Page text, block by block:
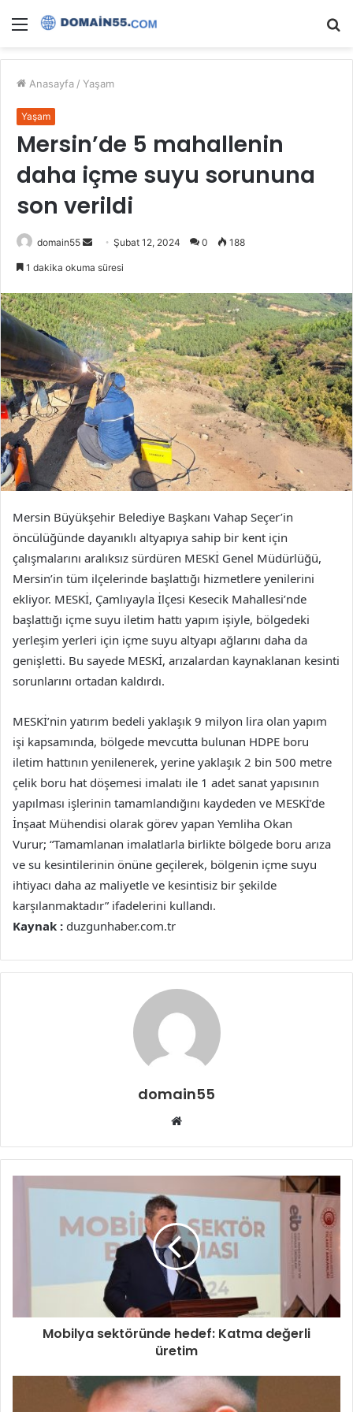
Menü
Anasayfa / Yaşam
Yaşam
Mersin’de 5 mahallenin
daha içme suyu sorununa
son verildi
domain55
Bir
göndermek
Şubat 12, 2024 0 188
1 dakika okuma süresi
Mersin Büyükşehir Belediye Başkanı Vahap Seçer’in
öncülüğünde dayanıklı altyapıya sahip bir kent için
çalışmalarını aralıksız sürdüren MESKİ Genel Müdürlüğü,
Mersin’in tüm ilçelerinde başlattığı hizmetlere yenilerini
ekliyor. MESKİ, Çamlıyayla İlçesi Kesecik Mahallesi’nde
başlattığı içme suyu iletim hattı yapım işiyle, bölgedeki
yerleşim yerleri için içme suyu altyapı ağlarını daha da
genişletti. Bu sayede MESKİ, arızalardan kaynaklanan kesinti
sorunlarını ortadan kaldırdı.
MESKİ’nin yatırım bedeli yaklaşık 9 milyon lira olan yapım
işi kapsamında, bölgede mevcutta bulunan HDPE boru
iletim hattının yenilenerek, yerine yaklaşık 2 bin 500 metre
çelik boru hat döşemesi imalatı ile 1 adet sanat yapısının
yapılması işlerinin tamamlandığını kaydeden ve MESKİ’de
İnşaat Mühendisi olarak görev yapan Yemliha Okan
Vurur; “Tamamlanan imalatlarla birlikte bölgede boru arıza
ve su kesintilerinin önüne geçilerek, bölgenin içme suyu
ihtiyacı daha az maliyetle ve kesintisiz bir şekilde
karşılanmaktadır” ifadelerini kullandı.
Kaynak : duzgunhaber.com.tr
domain55
Web
Mobilya sektöründe hedef: Katma değerli
üretim